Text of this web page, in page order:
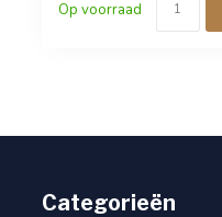
Op voorraad
Categorieën